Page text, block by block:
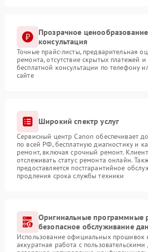
Прозрачное
консультация
Точные прайс-листы, предварительная
ремонта, отсутствие скрытых платежей
бесплатной консультации по телефону
сайте
Широкий спектр услуг
Сервисный центр Canon обеспечивает
по всей РФ, бесплатную диагностику и
ремонт, включая срочный ремонт.
отслеживать статус ремонта онлайн.
предоставляется постгарантийное
продления срока службы техники
Оригинальные программные
безопасное обслуживание
Использование официальных прошивок
аккуратная работа с